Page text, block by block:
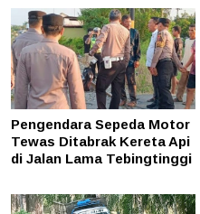
Pengendara Sepeda Motor
Tewas Ditabrak Kereta Api
di Jalan Lama Tebingtinggi